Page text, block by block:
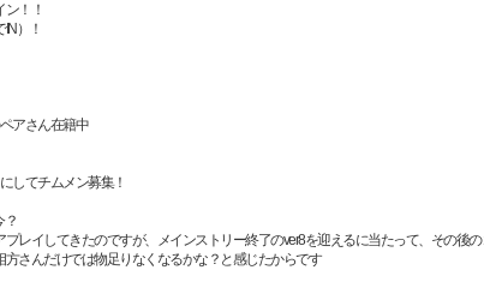
ン！！
！
アさん在籍中
してチムメン募集！
？
プレイしてきたのですが、メインストリー終了のver8を迎えるに当たって、その後
方さんだけでは物足りなくなるかな？と感じたからです